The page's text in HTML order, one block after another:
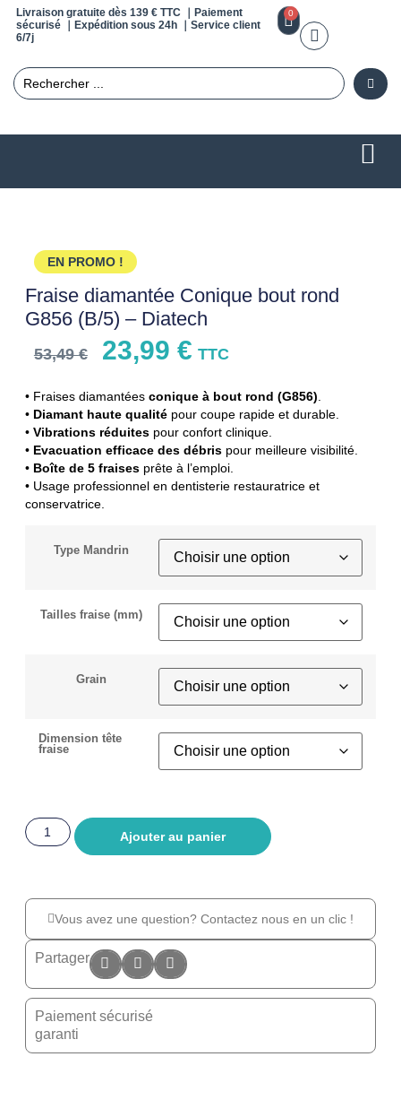
Livraison gratuite dès 139 € TTC ｜Paiement
sécurisé ｜Expédition sous 24h ｜Service client
6/7j
0
EN PROMO !
Fraise diamantée Conique bout rond
G856 (B/5) – Diatech
53,49€ 23,99 € TTC
• Fraises diamantées conique à bout rond (G856)
• Diamant haute qualitépour coupe rapide et durable.
• Vibrations réduitespour confort clinique.
• Evacuation efficace des débrispour meilleure visibilité.
• Boîte de 5 fraisesprête à l’emploi.
• Usage professionnel en dentisterie restauratrice et
conservatrice.
Type Mandrin
Tailles fraise (mm)
Grain
Dimension tête
fraise
Ajouter au panier
Vous avez une question? Contactez nous en un clic !
Partager
Paiement sécurisé
garanti